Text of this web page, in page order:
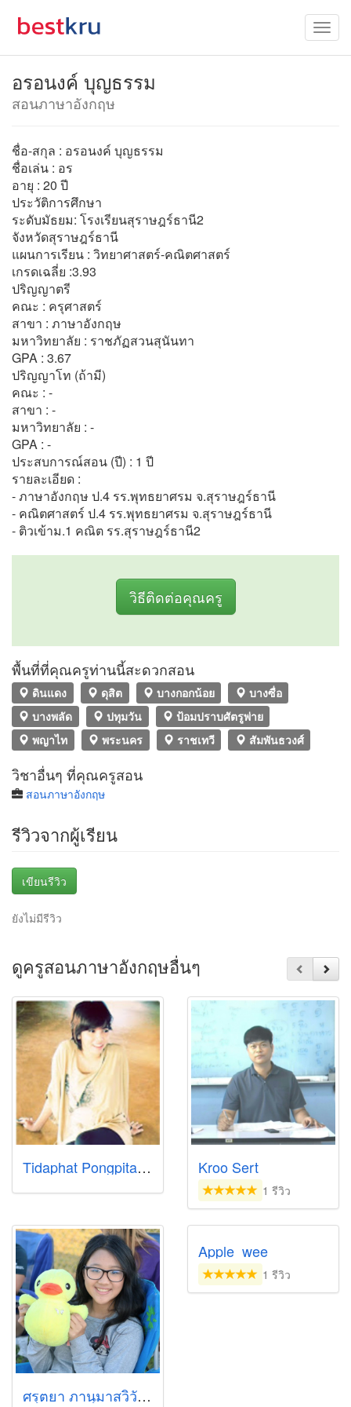
อรอนงค์ บุญธรรม
สอนภาษาอังกฤษ
ชื่อ-สกุล : อรอนงค์ บุญธรรม
ชื่อเล่น : อร
อายุ : 20 ปี
ประวัติการศึกษา
ระดับมัธยม: โรงเรียนสุราษฎร์ธานี2
จังหวัดสุราษฎร์ธานี
แผนการเรียน : วิทยาศาสตร์-คณิตศาสตร์
เกรดเฉลี่ย :3.93
ปริญญาตรี
คณะ : ครุศาสตร์
สาขา : ภาษาอังกฤษ
มหาวิทยาลัย : ราชภัฏสวนสุนันทา
GPA : 3.67
ปริญญาโท (ถ้ามี)
คณะ : -
สาขา : -
มหาวิทยาลัย : -
GPA : -
ประสบการณ์สอน (ปี) : 1 ปี
รายละเอียด :
- ภาษาอังกฤษ ป.4 รร.พุทธยาศรม จ.สุราษฎร์ธานี
- คณิตศาสตร์ ป.4 รร.พุทธยาศรม จ.สุราษฎร์ธานี
- ติวเข้าม.1 คณิต รร.สุราษฎร์ธานี2
วิธีติดต่อคุณครู
พื้นที่ที่คุณครูท่านนี้สะดวกสอน
ดินแดง ดุสิต บางกอกน้อย
บางซื่อ
บางพลัด
ปทุมวัน
ป้อมปราบศัตรูพ่าย
พญาไท
พระนคร ราชเทวี สัมพันธวงศ์
วิชาอื่นๆ ที่คุณครูสอน
สอนภาษาอังกฤษ
รีวิวจากผู้เรียน
เขียนรีวิว
ยังไม่มีรีวิว
ดูครูสอนภาษาอังกฤษอื่นๆ
Tidaphat Pongpitayayut Kroo Sert
1 รีวิว
ศรุตยา ภานุมาสวิวัฒน์
Apple_wee
1 รีวิว